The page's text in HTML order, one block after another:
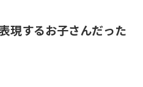
現するお子さんだった